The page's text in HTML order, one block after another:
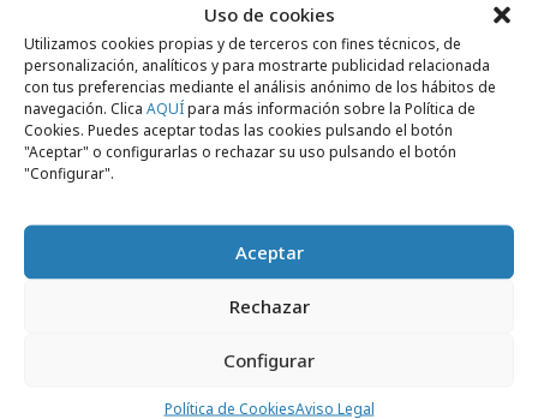
Uso de cookies
Utilizamos cookies propias y de terceros con fines técnicos, de
personalización, analíticos y para mostrarte publicidad relacionada
con tus preferencias mediante el análisis anónimo de los hábitos de
navegación. Clica AQUÍpara más información sobre la Política de
Cookies. Puedes aceptar todas las cookies pulsando el botón
"Aceptar" o configurarlas o rechazar su uso pulsando el botón
"Configurar".
Aceptar
Rechazar
Configurar
Política de CookiesAviso Legal
Candela Cebrián, nueva directora de
Torres y Carrera en Galicia
Agencias